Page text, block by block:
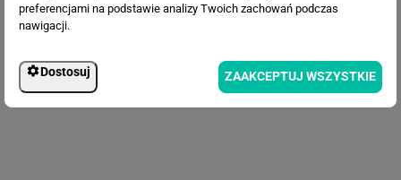
Fototapeta Artystyczne Kwiaty
preferencjami na podstawie analizy Twoich zachowań podczas
nawigacji.
Dostosuj ZAAKCEPTUJ WSZYSTKIE